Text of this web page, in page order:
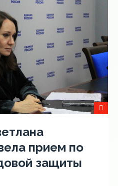
прием по
защиты